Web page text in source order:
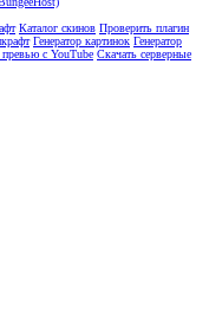
Каталог скинов Проверить плагин
Генератор картинок Генератор
превью с YouTube Скачать серверные